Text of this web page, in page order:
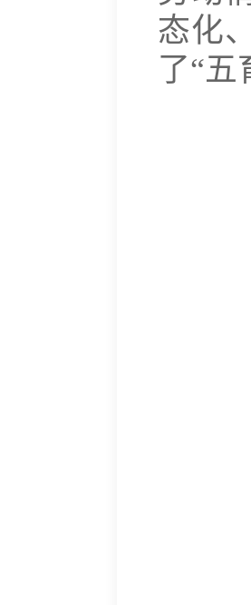
态化
了“五